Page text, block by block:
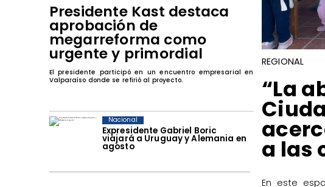
Expresidente Gabriel Boric
viajará a Uruguay y Alemania en
agosto
Nacional
Presidente Kast destaca
aprobación de
megarreforma como
urgente y primordial
El presidente participó en un encuentro empresarial en
Valparaíso donde se refirió al proyecto.
REGIONAL
​“La
a las
​En este